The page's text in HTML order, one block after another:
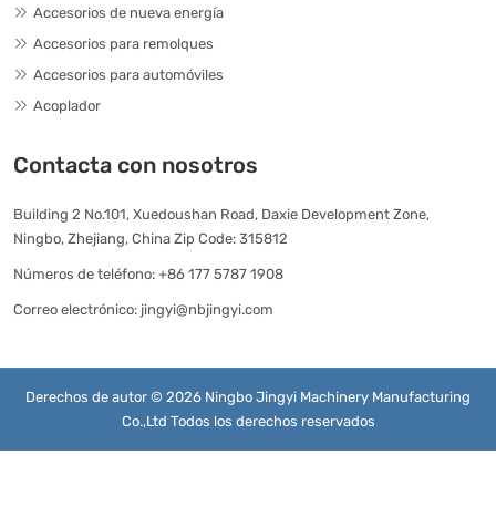
Accesorios de nueva energía
Accesorios para remolques
Accesorios para automóviles
Acoplador
Contacta con nosotros
Building 2 No.101, Xuedoushan Road, Daxie Development Zone,
Ningbo, Zhejiang, China Zip Code: 315812
Números de teléfono: +86 177 5787 1908
Correo electrónico: jingyi@nbjingyi.com
Derechos de autor © 2026 Ningbo Jingyi Machinery Manufacturing
Co.,Ltd Todos los derechos reservados